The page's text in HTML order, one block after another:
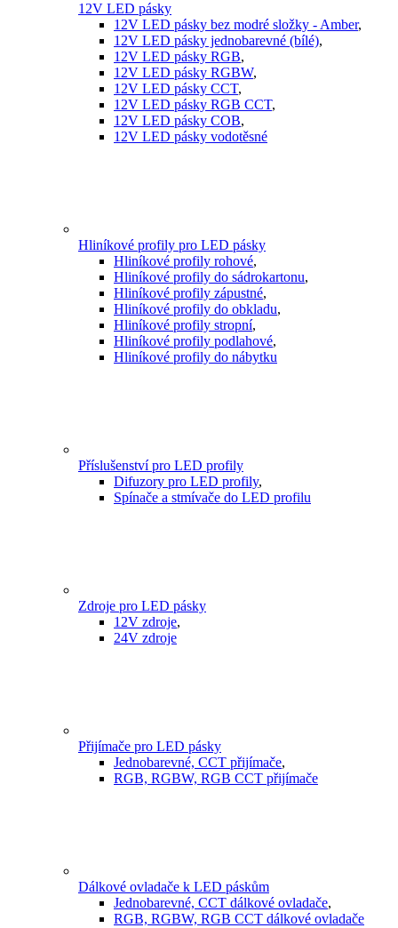
12V LED pásky
12V LED pásky bez modré složky - Amber,
12V LED pásky jednobarevné (bílé),
12V LED pásky RGB,
12V LED pásky RGBW,
12V LED pásky CCT,
12V LED pásky RGB CCT,
12V LED pásky COB,
12V LED pásky vodotěsné
Hliníkové profily pro LED pásky
Hliníkové profily rohové,
Hliníkové profily do sádrokartonu,
Hliníkové profily zápustné,
Hliníkové profily do obkladu,
Hliníkové profily stropní,
Hliníkové profily podlahové,
Hliníkové profily do nábytku
Příslušenství pro LED profily
Difuzory pro LED profily,
Spínače a stmívače do LED profilu
Zdroje pro LED pásky
12V zdroje,
24V zdroje
Přijímače pro LED pásky
Jednobarevné, CCT přijímače,
RGB, RGBW, RGB CCT přijímače
Dálkové ovladače k LED páskům
Jednobarevné, CCT dálkové ovladače,
RGB, RGBW, RGB CCT dálkové ovladače